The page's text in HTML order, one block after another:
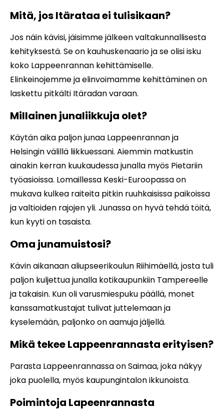
Mitä, jos Itärataa ei tulisikaan?
Jos näin kävisi, jäisimme jälkeen valtakunnallisesta
kehityksestä. Se on kauhuskenaario ja se olisi isku
koko Lappeenrannan kehittämiselle.
Elinkeinojemme ja elinvoimamme kehittäminen on
laskettu pitkälti Itäradan varaan.
Millainen junaliikkuja olet?
Käytän aika paljon junaa Lappeenrannan ja
Helsingin välillä liikkuessani. Aiemmin matkustin
ainakin kerran kuukaudessa junalla myös Pietariin
työasioissa. Lomaillessa Keski-Euroopassa on
mukava kulkea raiteita pitkin ruuhkaisissa paikoissa
ja valtioiden rajojen yli. Junassa on hyvä tehdä töitä,
kun kyyti on tasaista.
Oma junamuistosi?
Kävin aikanaan aliupseerikoulun Riihimäellä, josta tuli
paljon kuljettua junalla kotikaupunkiin Tampereelle
ja takaisin. Kun oli varusmiespuku päällä, monet
kanssamatkustajat tulivat juttelemaan ja
kyselemään, paljonko on aamuja jäljellä.
Mikä tekee Lappeenrannasta erityisen?
Parasta Lappeenrannassa on Saimaa, joka näkyy
joka puolella, myös kaupungintalon ikkunoista.
Poimintoja Lapeenrannasta